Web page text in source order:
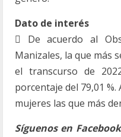
Dato de interés
 De acuerdo al
Manizales, la que más
el transcurso de
porcentaje del 79,01 %.
mujeres las que más
Síguenos en